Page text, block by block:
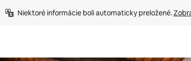
Niektoré informácie boli automaticky preložené.